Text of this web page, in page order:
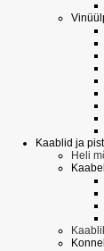
Kaablid ja
Heli